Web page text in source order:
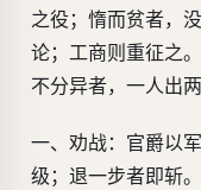
之役；惰而贫者，
论；工商则重征之
不分异者，一人出两
一、劝战：官爵以
级；退一步者即斩